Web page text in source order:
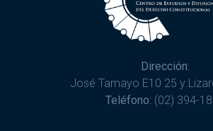
Dirección:
José Tamayo E10 25 y
Teléfono: (02) 394-